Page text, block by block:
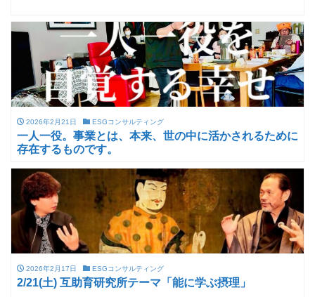
2026年2月21日 ESGコンサルティング
一人一役。事業とは、本来、世の中に活かされるために
存在するものです。
2026年2月17日 ESGコンサルティング
2/21(土) 互助育研究所テーマ「能に学ぶ摂理」